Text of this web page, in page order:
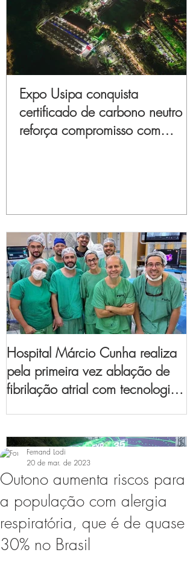
Expo Usipa conquista
certificado de carbono neutro e
reforça compromisso com
Hospital Márcio Cunha realiza
pela primeira vez ablação de
fibrilação atrial com tecnologia
Outono aumenta riscos para
a população com alergia
respiratória, que é de quase
30% no Brasil
Fernand Lodi
20 de mar. de 2023